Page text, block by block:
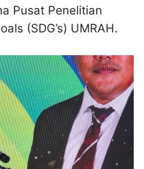
Pusat Penelitian
(SDG’s) UMRAH.